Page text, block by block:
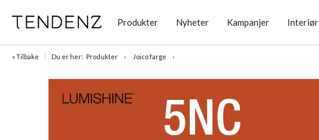
Produkter Nyheter Kampanjer Interiør
« Tilbake Du er her: Produkter Joico farge